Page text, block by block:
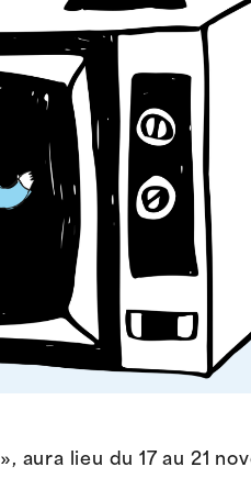
», aura lieu du 17 au 21